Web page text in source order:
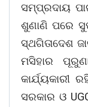
ସମ୍ପ୍ରଦାୟ
ଶୁଣାଣି ପରେ
ସ୍ଥଗିତାଦେଶ
ମସିହାର
କାର୍ଯ୍ୟକାରୀ
ସରକାର ଓ